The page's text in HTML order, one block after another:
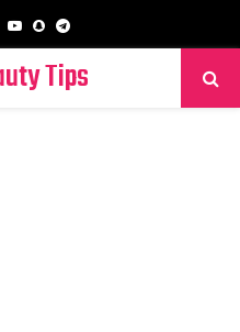
Youtube
SnapchatTelegram
Tips